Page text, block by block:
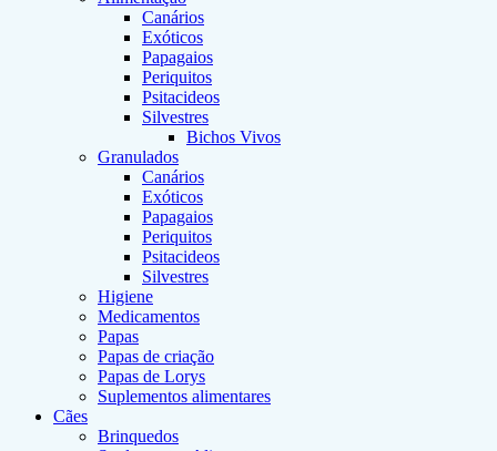
Canários
Exóticos
Papagaios
Periquitos
Psitacideos
Silvestres
Bichos Vivos
Granulados
Canários
Exóticos
Papagaios
Periquitos
Psitacideos
Silvestres
Higiene
Medicamentos
Papas
Papas de criação
Papas de Lorys
Suplementos alimentares
Cães
Brinquedos